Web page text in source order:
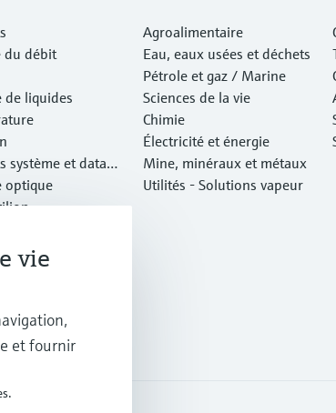
du débit
de liquides
système et data
optique
vedettes
ligne
Agroalimentaire
Eau, eaux usées et déchets
Pétrole et gaz / Marine
Sciences de la vie
Chimie
Électricité et énergie
Mine, minéraux et métaux
Utilités - Solutions vapeur
vie
et fournir